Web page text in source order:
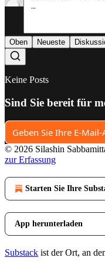
Oben Neueste
Keine Posts
Sind Sie bereit für
© 2026 Silashin
zur Erfassung
Starten Sie Ihre
App herunterladen
Substack ist der Ort, an